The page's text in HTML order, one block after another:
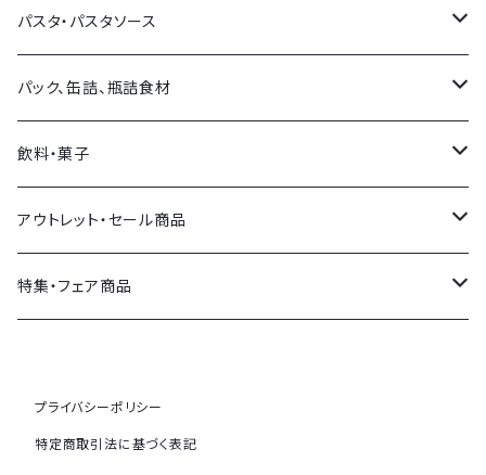
フランス産
スペイン産
その他各国
チーズアソート
イタリア産
フランス産
その他各国
オリーブオイル・他オイル
バルサミコ・他お酢
塩
ソース類
その他調味料
パスタ・パスタソース
パスタ
パスタソース
パック、缶詰、瓶詰食材
オリーブ
おつまみ
トマト製品・野菜類
その他
飲料・菓子
飲料
菓子
アウトレット・セール商品
セール商品
特集・フェア商品
トリュフ特集
プライバシーポリシー
特定商取引法に基づく表記